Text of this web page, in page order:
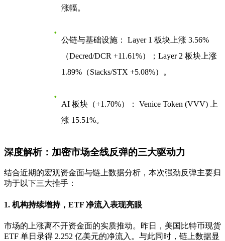
涨幅。
公链与基础设施：
Layer 1 板块上涨 3.56%
（Decred/DCR +11.61%）；Layer 2 板块上涨
1.89%（Stacks/STX +5.08%）。
AI 板块（+1.70%）：
Venice Token (VVV) 上
涨 15.51%。
深度解析：加密市场全线反弹的三大驱动力
结合近期的宏观资金面与链上数据分析，本次强劲反弹主要归
功于以下三大推手：
1. 机构持续增持，ETF 净流入表现亮眼
市场的上涨离不开资金面的实质推动。昨日，美国比特币现货
ETF 单日录得 2.252 亿美元的净流入 。与此同时，链上数据显